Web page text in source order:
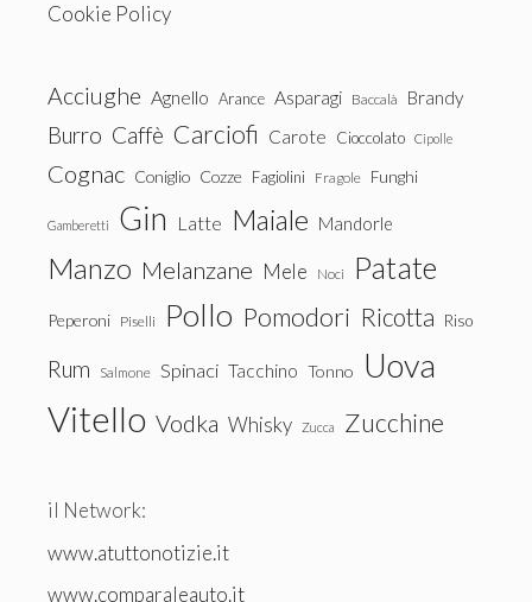
Cookie Policy
Acciughe Agnello Arance Asparagi Baccalà Brandy
Burro Caffè Carciofi Carote Cioccolato Cipolle
Cognac Coniglio Cozze Fagiolini Fragole Funghi
Gamberetti Gin Latte Maiale Mandorle
Manzo Melanzane Mele Noci Patate
Peperoni Piselli Pollo Pomodori Ricotta Riso
Rum Salmone Spinaci Tacchino Tonno Uova
Vitello Vodka Whisky Zucca Zucchine
il Network:
www.atuttonotizie.it
www.comparaleauto.it